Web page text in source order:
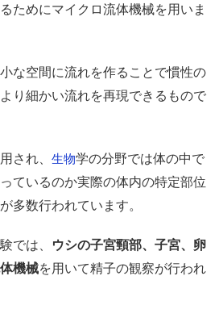
ためにマイクロ流体機械を用いま
な空間に流れを作ることで慣性の
り細かい流れを再現できるもので
され、 生物学の分野では体の中で
ているのか実際の体内の特定部位
多数行われています。
では、 ウシの子宮頸部、子宮、卵
機械を用いて精子の観察が行われ